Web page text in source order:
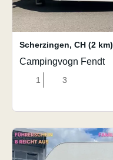
Scherzingen, CH (2 km)
Campingvogn Fendt
1 3